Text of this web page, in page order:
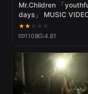
Mr.Children 「
days」 MUSIC
★★ ★ ★ ★
1108 4.81